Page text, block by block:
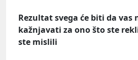
Rezultat svega će biti da vas
kažnjavati za ono što ste
ste mislili